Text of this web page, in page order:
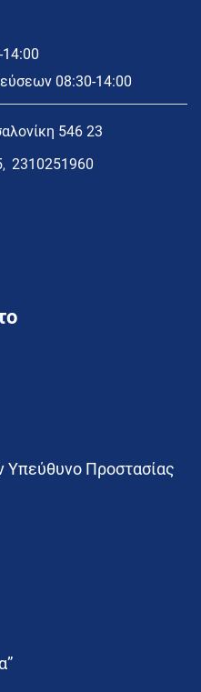
08:30-14:00
546 23
, 2310251960
Προστασίας